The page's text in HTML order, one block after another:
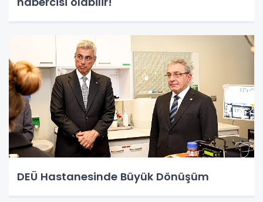
DEÜ Hastanesinde Büyük Dönüşüm